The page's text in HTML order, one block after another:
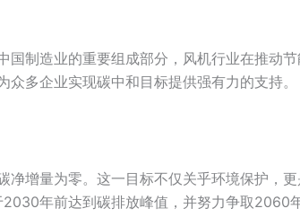
制造业的重要组成部分，风机行业在推动
多企业实现碳中和目标提供强有力的支持。
增量为零。这一目标不仅关乎环境保护，
年前达到碳排放峰值，并努力争取2060